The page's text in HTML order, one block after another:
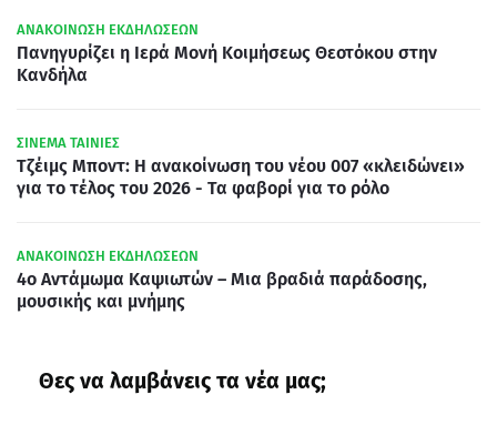
ΑΝΑΚΟΙΝΩΣΗ ΕΚΔΗΛΩΣΕΩΝ
Πανηγυρίζει η Ιερά Μονή Κοιμήσεως Θεοτόκου στην
Κανδήλα
ΣΙΝΕΜΑ ΤΑΙΝΙΕΣ
Τζέιμς Μποντ: Η ανακοίνωση του νέου 007 «κλειδώνει»
για το τέλος του 2026 - Τα φαβορί για το ρόλο
ΑΝΑΚΟΙΝΩΣΗ ΕΚΔΗΛΩΣΕΩΝ
4ο Αντάμωμα Καψιωτών – Μια βραδιά παράδοσης,
μουσικής και μνήμης
Θες να λαμβάνεις τα νέα μας;